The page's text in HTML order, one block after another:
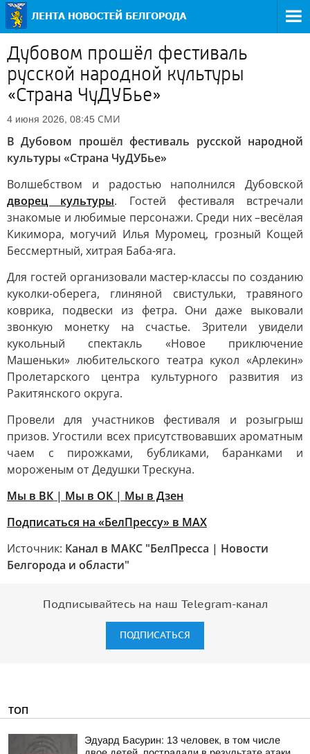
Дубовом прошёл фестиваль
русской народной культуры
«Страна ЧуДУБье»
4 июня 2026, 08:45 СМИ
В Дубовом прошёл фестиваль русской народной
культуры «Страна ЧуДУБье»
Волшебством и радостью наполнился Дубовской
дворец культуры. Гостей фестиваля встречали
знакомые и любимые персонажи. Среди них –весёлая
Кикимора, могучий Илья Муромец, грозный Кощей
Бессмертный, хитрая Баба-яга.
Для гостей организовали мастер-классы по созданию
куколки-оберега, глиняной свистульки, травяного
коврика, подвески из фетра. Они даже выковали
звонкую монетку на счастье. Зрители увидели
кукольный спектакль «Новое приключение
Машеньки» любительского театра кукол «Арлекин»
Пролетарского центра культурного развития из
Ракитянского округа.
Провели для участников фестиваля и розыгрыш
призов. Угостили всех присутствовавших ароматным
чаем с пирожками, бубликами, баранками и
мороженым от Дедушки Трескуна.
Мы в ВК | Мы в ОК | Мы в Дзен
Подписаться на «БелПрессу» в МАХ
Источник: Канал в МАКС "БелПресса | Новости
Белгорода и области"
Подписывайтесь на наш Telegram-канал
ПОДПИСАТЬСЯ
ТОП
Эдуард Басурин: 13 человек, в том числе